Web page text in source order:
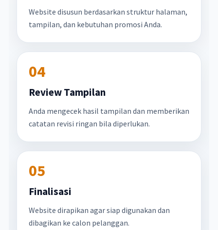
Website disusun berdasarkan struktur halaman,
tampilan, dan kebutuhan promosi Anda.
04
Review Tampilan
Anda mengecek hasil tampilan dan memberikan
catatan revisi ringan bila diperlukan.
05
Finalisasi
Website dirapikan agar siap digunakan dan
dibagikan ke calon pelanggan.